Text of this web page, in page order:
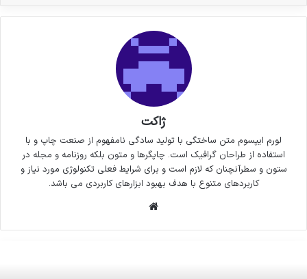
ژاکت
لورم ایپسوم متن ساختگی با تولید سادگی نامفهوم از صنعت چاپ و با
استفاده از طراحان گرافیک است. چاپگرها و متون بلکه روزنامه و مجله در
ستون و سطرآنچنان که لازم است و برای شرایط فعلی تکنولوژی مورد نیاز و
کاربردهای متنوع با هدف بهبود ابزارهای کاربردی می باشد.